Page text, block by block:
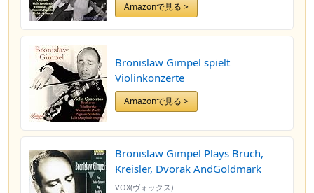
Amazonで見る >
Bronislaw Gimpel spielt
Violinkonzerte
Amazonで見る >
Bronislaw Gimpel Plays Bruch,
Kreisler, Dvorak AndGoldmark
VOX(ヴォックス)